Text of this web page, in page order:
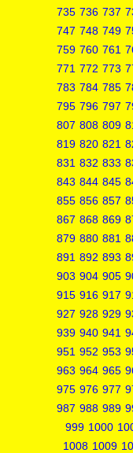
735 736 737
747 748 749
759 760 761
771 772 773
783 784 785
795 796 797
807 808 809
819 820 821
831 832 833
843 844 845
855 856 857
867 868 869
879 880 881
891 892 893
903 904 905
915 916 917
927 928 929
939 940 941
951 952 953
963 964 965
975 976 977
987 988 989
999 1000
1008 1009